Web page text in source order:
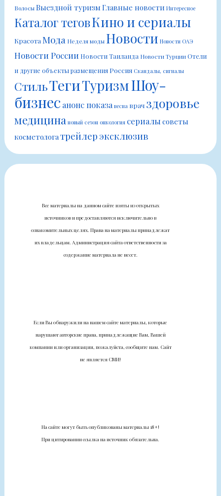
ВолосыВыездной туризмГлавные новости Интересное
Каталог теговКино и сериалы
Красота Мода Неделя моды Новости Новости ОАЭ
Новости России Новости Таиланда Новости ТурцииОтели
и другие объекты размещенияРоссия Скандалы, сигналы
СтильТегиТуризмШоу-
бизнес анонс показа весна врач здоровье
медицина новый сезон онкология сериалы советы
косметологатрейлер эксклюзив
Все материалы на данном сайте взяты из открытых
источников и предоставляются исключительно в
ознакомительных целях. Права на материалы принадлежат
их владельцам. Администрация сайта ответственности за
содержание материала не несет.
Если Вы обнаружили на нашем сайте материалы, которые
нарушают авторские права, принадлежащие Вам, Вашей
компании или организации, пожалуйста, сообщите нам. Сайт
не является СМИ!
На сайте могут быть опубликованы материалы 18+!
При цитировании ссылка на источник обязательна.